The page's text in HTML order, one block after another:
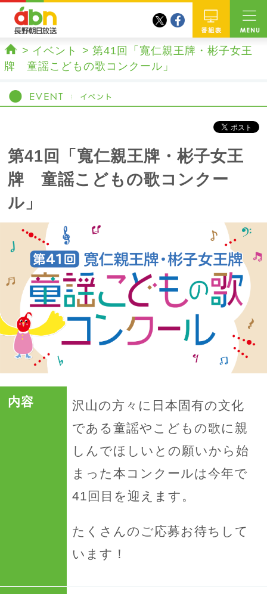
abn 長野朝日放送 番組
twitterfacebook
ホーム
イベント
第41回「寬仁親王牌・彬子女王
牌 童謡こどもの歌コンクール」
第41回「寬仁親王牌・彬子女王
牌 童謡こどもの歌コンクー
ル」
内容
沢山の方々に日本固有の文化
である童謡やこどもの歌に親
しんでほしいとの願いから始
まった本コンクールは今年で
41回目を迎えます。
たくさんのご応募お待ちして
います！